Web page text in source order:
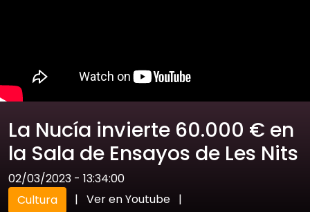
La Nucía invierte 60.000 € en
la Sala de Ensayos de Les Nits
02/03/2023 - 13:34:00
Cultura
| Ver en Youtube |